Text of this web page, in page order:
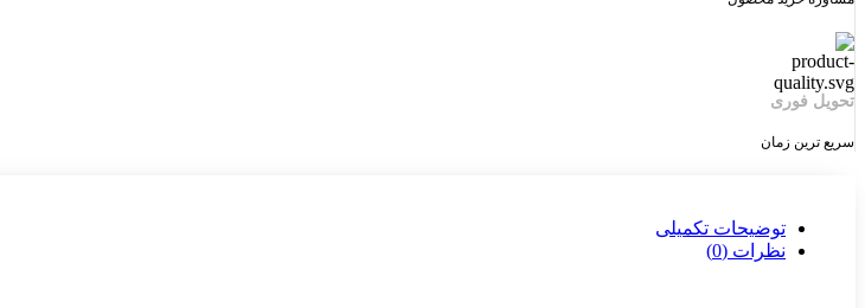
تحویل فوری
سریع ترین زمان
توضیحات تکمیلی
نظرات (0)